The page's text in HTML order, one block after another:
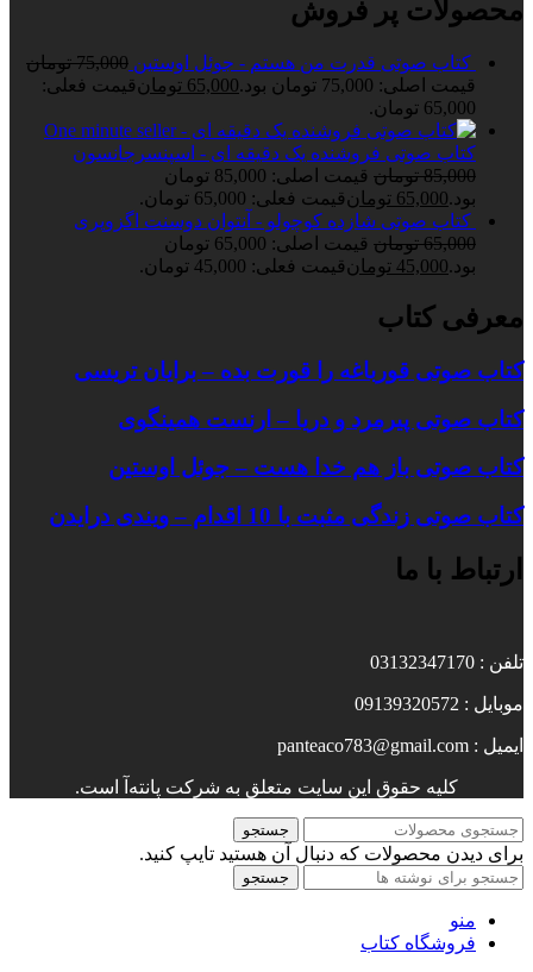
محصولات پر فروش
کتاب صوتی قدرت من هستم - جوئل اوستین 75,000 تومان
قیمت اصلی: 75,000 تومان بود.
65,000 تومانقیمت فعلی:
65,000 تومان.
کتاب صوتی فروشنده یک دقیقه ای - اسپنسرجانسون
85,000 تومان
قیمت اصلی: 85,000 تومان
بود.65,000 تومانقیمت فعلی: 65,000 تومان.
کتاب صوتی شازده کوچولو - آنتوان دوسنت اگزوپری
65,000 تومان
قیمت اصلی: 65,000 تومان
بود.45,000 تومانقیمت فعلی: 45,000 تومان.
معرفی کتاب
کتاب صوتی قورباغه را قورت بده – برایان تریسی
کتاب صوتی پیرمرد و دریا – ارنست همینگوی
کتاب صوتی باز هم خدا هست – جوئل اوستین
کتاب صوتی زندگی مثبت با 10 اقدام – ویندی درایدن
ارتباط با ما
تلفن : 03132347170
موبایل : 09139320572
ایمیل : panteaco783@gmail.com
کلیه حقوق این سایت متعلق به شرکت پانته‌آ است.
جستجو
برای دیدن محصولات که دنبال آن هستید تایپ کنید.
جستجو
منو
فروشگاه کتاب